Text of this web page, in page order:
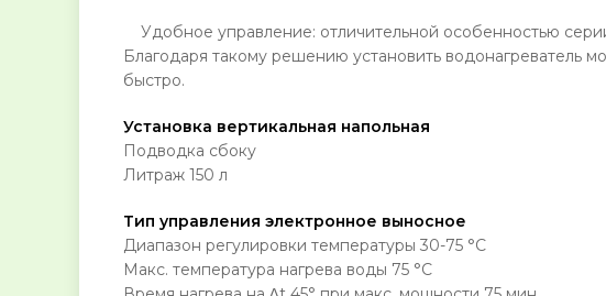
Удобное управление: отличительной особенностью
Благодаря такому решению установить водонагреватель
быстро.
Установка вертикальная напольная
Подводка сбоку
Литраж 150 л
Тип управления электронное выносное
Диапазон регулировки температуры 30-75 °С
Макс. температура нагрева воды 75 °С